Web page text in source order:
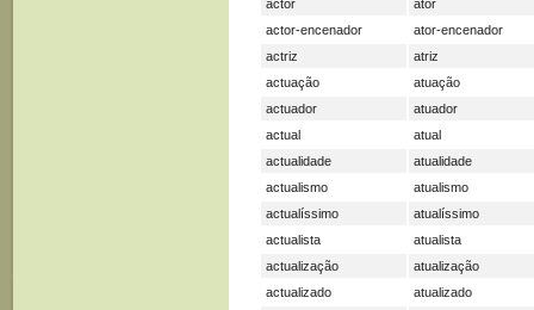
actor
ator
actor-encenador
ator-encenador
actriz
atriz
actuação
atuação
actuador
atuador
actual
atual
actualidade
atualidade
actualismo
atualismo
actualíssimo
atualíssimo
actualista
atualista
actualização
atualização
actualizado
atualizado